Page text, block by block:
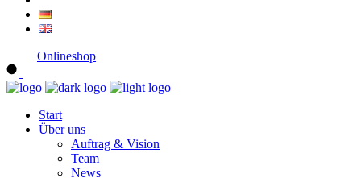
Onlineshop
Start
Über uns
Auftrag & Vision
Team
News